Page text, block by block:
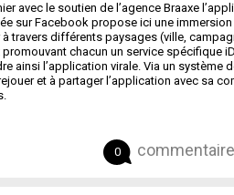
avec le soutien de l’agence Braaxe
sur Facebook propose ici une immersion
travers différents paysages (ville,
chacun un service spécifique
ainsi l’application virale. Via un système
et à partager l’application avec sa
0 commentaire